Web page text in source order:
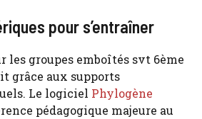
pour s’entraîner
les groupes emboîtés svt 6ème
grâce aux supports
Le logiciel Phylogène
pédagogique majeure au